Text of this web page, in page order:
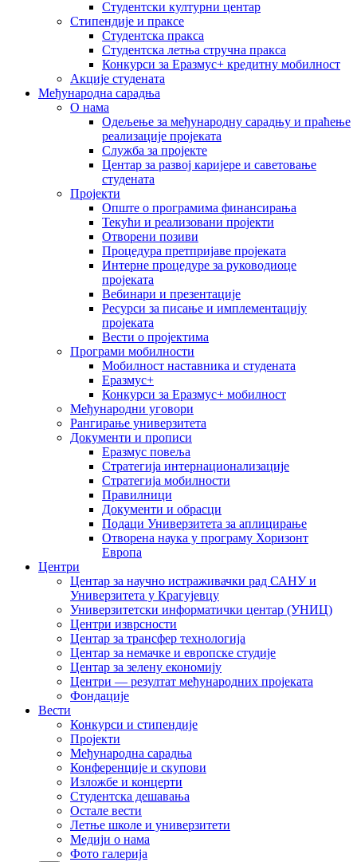
Студентски културни центар
Стипендије и праксе
Студентска пракса
Студентска летња стручна пракса
Конкурси за Еразмус+ кредитну мобилност
Акције студената
Међународна сарадња
О нама
Одељење за међународну сарадњу и праћење
реализације пројеката
Служба за пројекте
Центар за развој каријере и саветовање
студената
Пројекти
Опште о програмима финансирања
Текући и реализовани пројекти
Отворени позиви
Процедура претпријаве пројеката
Интерне процедуре за руководиоце
пројеката
Вебинари и презентације
Ресурси за писање и имплементацију
пројеката
Вести о пројектима
Програми мобилности
Мобилност наставника и студената
Еразмус+
Конкурси за Еразмус+ мобилност
Међународни уговори
Рангирање универзитета
Документи и прописи
Еразмус повеља
Стратегија интернационализације
Стратегија мобилности
Правилници
Документи и обрасци
Подаци Универзитета за аплицирање
Отворена наука у програму Хоризонт
Европа
Центри
Центар за научно истраживачки рад САНУ и
Универзитета у Крагујевцу
Универзитетски информатички центар (УНИЦ)
Центри изврсности
Центар за трансфер технологија
Центар за немачке и европске студије
Центар за зелену економију
Центри — резултат међународних пројеката
Фондације
Вести
Конкурси и стипендије
Пројекти
Међународна сарадња
Конференције и скупови
Изложбе и концерти
Студентска дешавања
Остале вести
Летње школе и универзитети
Медији о нама
Фото галерија